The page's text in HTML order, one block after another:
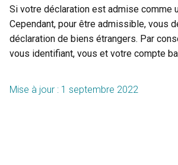
Si votre déclaration est admise comme
Cependant, pour être admissible, vous
déclaration de biens étrangers. Par
vous identifiant, vous et votre compte
Mise à jour : 1 septembre 2022